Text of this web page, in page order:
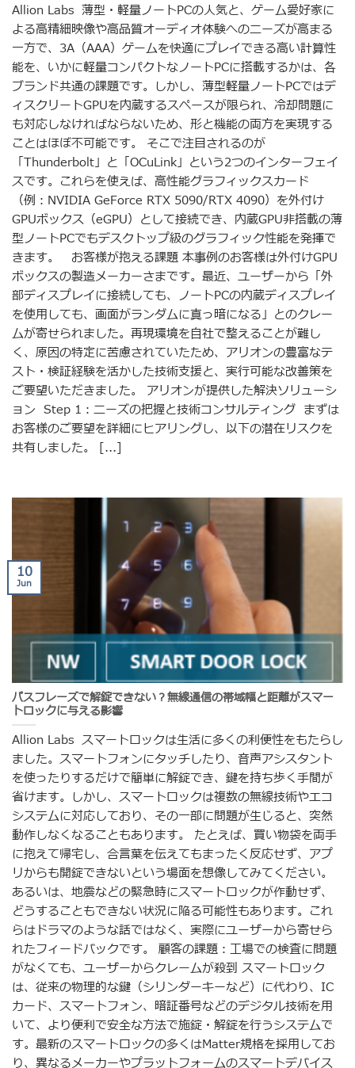
Allion Labs 薄型・軽量ノートPCの人気と、ゲーム愛好家に
よる高精細映像や高品質オーディオ体験へのニーズが高まる
一方で、3A（AAA）ゲームを快適にプレイできる高い計算性
能を、いかに軽量コンパクトなノートPCに搭載するかは、各
ブランド共通の課題です。しかし、薄型軽量ノートPCではデ
ィスクリートGPUを内蔵するスペースが限られ、冷却問題に
も対応しなければならないため、形と機能の両方を実現する
ことはほぼ不可能です。 そこで注目されるのが
「Thunderbolt」と「OCuLink」という2つのインターフェイ
スです。これらを使えば、高性能グラフィックスカード
（例：NVIDIA GeForce RTX 5090/RTX 4090）を外付け
GPUボックス（eGPU）として接続でき、内蔵GPU非搭載の薄
型ノートPCでもデスクトップ級のグラフィック性能を発揮で
きます。 お客様が抱える課題 本事例のお客様は外付けGPU
ボックスの製造メーカーさまです。最近、ユーザーから「外
部ディスプレイに接続しても、ノートPCの内蔵ディスプレイ
を使用しても、画面がランダムに真っ暗になる」とのクレー
ムが寄せられました。再現環境を自社で整えることが難し
く、原因の特定に苦慮されていたため、アリオンの豊富なテ
スト・検証経験を活かした技術支援と、実行可能な改善策を
ご要望いただきました。 アリオンが提供した解決ソリューシ
ョン Step 1：ニーズの把握と技術コンサルティング まずは
お客様のご要望を詳細にヒアリングし、以下の潜在リスクを
共有しました。 [...]
パスフレーズで解錠できない？無線通信の帯域幅と距離がスマー
トロックに与える影響
Allion Labs スマートロックは生活に多くの利便性をもたらし
ました。スマートフォンにタッチしたり、音声アシスタント
を使ったりするだけで簡単に解錠でき、鍵を持ち歩く手間が
省けます。しかし、スマートロックは複数の無線技術やエコ
システムに対応しており、その一部に問題が生じると、突然
動作しなくなることもあります。 たとえば、買い物袋を両手
に抱えて帰宅し、合言葉を伝えてもまったく反応せず、アプ
リからも開錠できないという場面を想像してみてください。
あるいは、地震などの緊急時にスマートロックが作動せず、
どうすることもできない状況に陥る可能性もあります。これ
らはドラマのような話ではなく、実際にユーザーから寄せら
れたフィードバックです。 顧客の課題：工場での検査に問題
がなくても、ユーザーからクレームが殺到 スマートロック
は、従来の物理的な鍵（シリンダーキーなど）に代わり、IC
カード、スマートフォン、暗証番号などのデジタル技術を用
いて、より便利で安全な方法で施錠・解錠を行うシステムで
す。最新のスマートロックの多くはMatter規格を採用してお
り、異なるメーカーやプラットフォームのスマートデバイス
10
Jun